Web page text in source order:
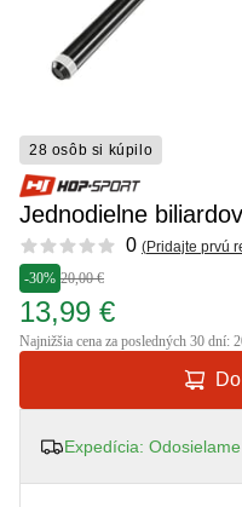
28 osôb si kúpilo
Jednodielne
Reviews 0 (Pridajte prvú
-30% 20,00 €
13,99 €
Najnižšia cena za posledných 30 dní:
Expedícia: